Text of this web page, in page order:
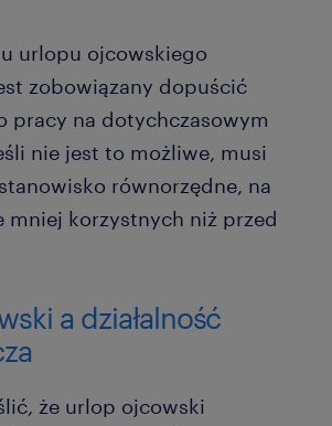
urlopu ojcowskiego
zobowiązany dopuścić
pracy na dotychczasowym
nie jest to możliwe, musi
równorzędne, na
mniej korzystnych niż przed
a działalność
że urlop ojcowski